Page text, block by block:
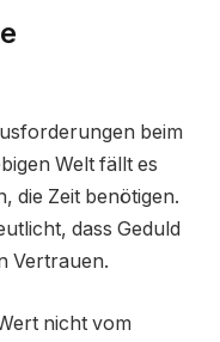
beim
Welt fällt es
die Zeit benötigen.
dass Geduld
Vertrauen.
nicht vom